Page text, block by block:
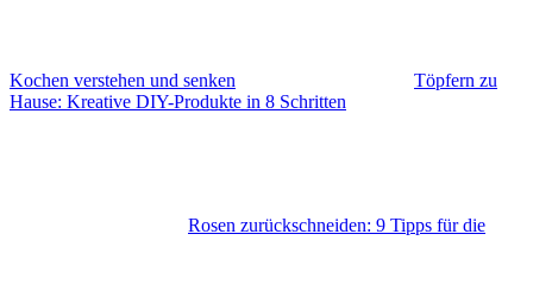
Kochen verstehen und senken
Töpfern zu
Hause: Kreative DIY-Produkte in 8 Schritten
Rosen zurückschneiden: 9 Tipps für die